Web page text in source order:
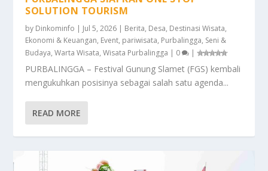
SOLUTION TOURISM
by Dinkominfo | Jul 5, 2026 | Berita, Desa, Destinasi Wisata,
Ekonomi & Keuangan, Event, pariwisata, Purbalingga, Seni &
Budaya,Warta Wisata,Wisata Purbalingga | 0 |
PURBALINGGA – Festival Gunung Slamet (FGS) kembali
mengukuhkan posisinya sebagai salah satu agenda...
READ MORE